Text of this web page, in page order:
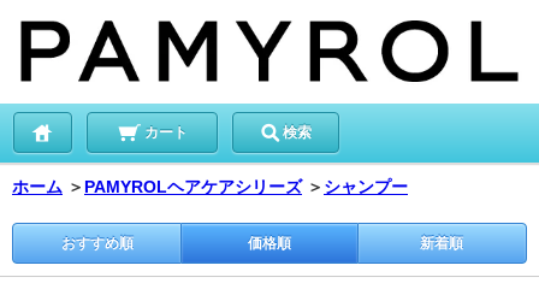
カート 検索
ホーム ＞ PAMYROLヘアケアシリーズ ＞ シャンプー
おすすめ順 価格順 新着順